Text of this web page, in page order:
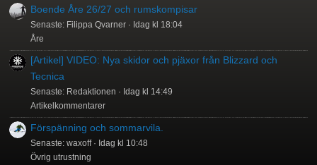
Boende Åre 26/27 och rumskompisar
Senaste: Filippa Qvarner
Idag kl 18:04
Åre
[Artikel] VIDEO: Nya skidor och pjäxor från Blizzard och
Tecnica
Senaste: Redaktionen
Idag kl 14:49
Artikelkommentarer
Förspänning och sommarvila.
Senaste: waxoff
Idag kl 10:48
Övrig utrustning